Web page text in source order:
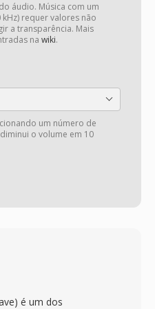
áudio. Música com um
requer valores não
a transparência. Mais
na wiki.
um número de
o volume em 10
é um dos